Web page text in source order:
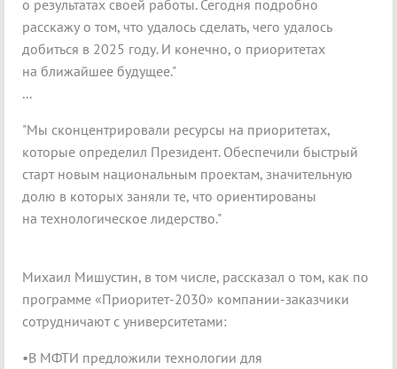
о результатах своей работы. Сегодня подробно
расскажу о том, что удалось сделать, чего удалось
добиться в 2025 году. И конечно, о приоритетах
на ближайшее будущее."
...
"Мы сконцентрировали ресурсы на приоритетах,
которые определил Президент. Обеспечили быстрый
старт новым национальным проектам, значительную
долю в которых заняли те, что ориентированы
на технологическое лидерство."
Михаил Мишустин, в том числе, рассказал о том, как по
программе «Приоритет-2030» компании-заказчики
сотрудничают с университетами:
•В МФТИ предложили технологии для